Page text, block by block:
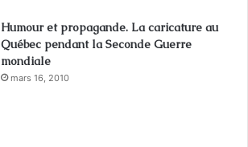
Humour et propagande. La caricature au
Québec pendant la Seconde Guerre
mondiale
mars 16, 2010